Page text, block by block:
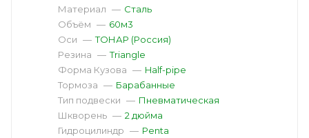
Материал — Сталь
Объём — 60м3
Оси — ТОНАР (Россия)
Резина — Triangle
Форма Кузова — Half-pipe
Тормоза — Барабанные
Тип подвески — Пневматическая
Шкворень — 2 дюйма
Гидроцилиндр — Penta